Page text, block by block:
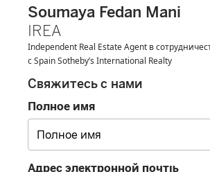
Soumaya Fedan Mani
IREA
Independent Real Estate Agent в
с Spain Sotheby’s International Realty
Свяжитесь с нами
Полное имя
Адрес электронной почты